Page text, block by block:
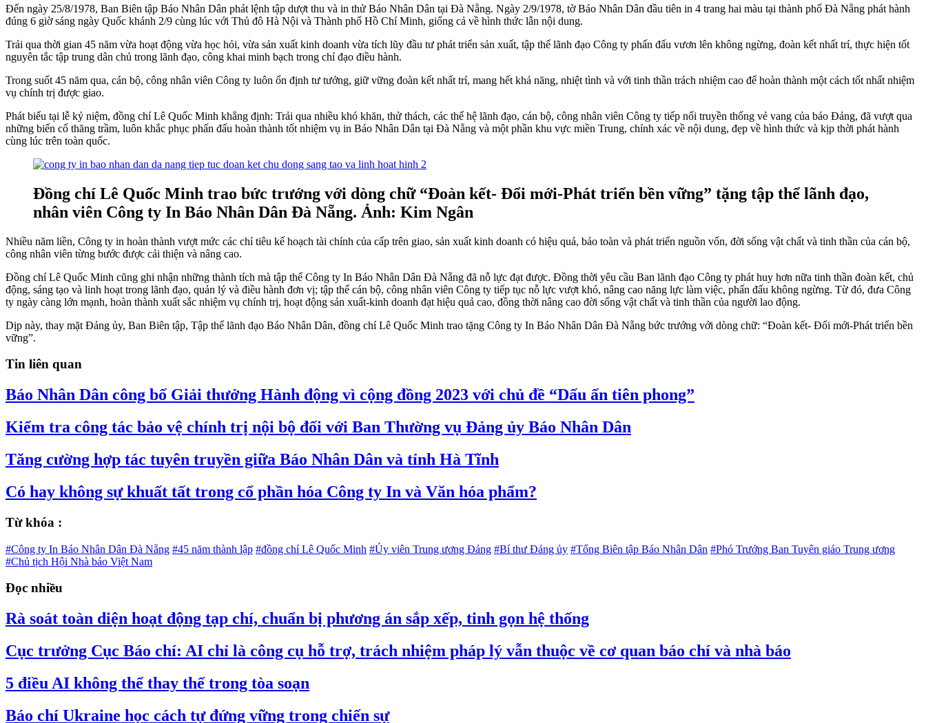
Đến ngày 25/8/1978, Ban Biên tập Báo Nhân Dân phát lệnh tập dượt thu và in thử Báo Nhân Dân tại Đà Nẵng. Ngày 2/9/1978, tờ Báo Nhân Dân đầu tiên in 4 trang hai màu tại thành phố Đà Nẵng phát hành
đúng 6 giờ sáng ngày Quốc khánh 2/9 cùng lúc với Thủ đô Hà Nội và Thành phố Hồ Chí Minh, giống cả về hình thức lẫn nội dung.
Trải qua thời gian 45 năm vừa hoạt động vừa học hỏi, vừa sản xuất kinh doanh vừa tích lũy đầu tư phát triển sản xuất, tập thể lãnh đạo Công ty phấn đấu vươn lên không ngừng, đoàn kết nhất trí, thực hiện tốt
nguyên tắc tập trung dân chủ trong lãnh đạo, công khai minh bạch trong chỉ đạo điều hành.
Trong suốt 45 năm qua, cán bộ, công nhân viên Công ty luôn ổn định tư tưởng, giữ vững đoàn kết nhất trí, mang hết khả năng, nhiệt tình và với tinh thần trách nhiệm cao để hoàn thành một cách tốt nhất nhiệm
vụ chính trị được giao.
Phát biểu tại lễ kỷ niệm, đồng chí Lê Quốc Minh khẳng định: Trải qua nhiều khó khăn, thử thách, các thế hệ lãnh đạo, cán bộ, công nhân viên Công ty tiếp nối truyền thống vẻ vang của báo Đảng, đã vượt qua
những biến cố thăng trầm, luôn khắc phục phấn đấu hoàn thành tốt nhiệm vụ in Báo Nhân Dân tại Đà Nẵng và một phần khu vực miền Trung, chính xác về nội dung, đẹp về hình thức và kịp thời phát hành
cùng lúc trên toàn quốc.
Đồng chí Lê Quốc Minh trao bức trướng với dòng chữ “Đoàn kết- Đổi mới-Phát triển bền vững” tặng tập thể lãnh đạo,
nhân viên Công ty In Báo Nhân Dân Đà Nẵng. Ảnh: Kim Ngân
Nhiều năm liền, Công ty in hoàn thành vượt mức các chỉ tiêu kế hoạch tài chính của cấp trên giao, sản xuất kinh doanh có hiệu quả, bảo toàn và phát triển nguồn vốn, đời sống vật chất và tinh thần của cán bộ,
công nhân viên từng bước được cải thiện và nâng cao.
Đồng chí Lê Quốc Minh cũng ghi nhận những thành tích mà tập thể Công ty In Báo Nhân Dân Đà Nẵng đã nỗ lực đạt được. Đồng thời yêu cầu Ban lãnh đạo Công ty phát huy hơn nữa tinh thần đoàn kết, chủ
động, sáng tạo và linh hoạt trong lãnh đạo, quản lý và điều hành đơn vị; tập thể cán bộ, công nhân viên Công ty tiếp tục nỗ lực vượt khó, nâng cao năng lực làm việc, phấn đấu không ngừng. Từ đó, đưa Công
ty ngày càng lớn mạnh, hoàn thành xuất sắc nhiệm vụ chính trị, hoạt động sản xuất-kinh doanh đạt hiệu quả cao, đồng thời nâng cao đời sống vật chất và tinh thần của người lao động.
Dịp này, thay mặt Đảng ủy, Ban Biên tập, Tập thể lãnh đạo Báo Nhân Dân, đồng chí Lê Quốc Minh trao tặng Công ty In Báo Nhân Dân Đà Nẵng bức trướng với dòng chữ: “Đoàn kết- Đổi mới-Phát triển bền
vững”.
Tin liên quan
Báo Nhân Dân công bố Giải thưởng Hành động vì cộng đồng 2023 với chủ đề “Dấu ấn tiên phong”
Kiểm tra công tác bảo vệ chính trị nội bộ đối với Ban Thường vụ Đảng ủy Báo Nhân Dân
Tăng cường hợp tác tuyên truyền giữa Báo Nhân Dân và tỉnh Hà Tĩnh
Có hay không sự khuất tất trong cổ phần hóa Công ty In và Văn hóa phẩm?
Từ khóa :
#Công ty In Báo Nhân Dân Đà Nẵng #45 năm thành lập #đồng chí Lê Quốc Minh #Ủy viên Trung ương Đảng #Bí thư Đảng ủy #Tổng Biên tập Báo Nhân Dân #Phó Trưởng Ban Tuyên giáo Trung ương
#Chủ tịch Hội Nhà báo Việt Nam
Đọc nhiều
Rà soát toàn diện hoạt động tạp chí, chuẩn bị phương án sắp xếp, tinh gọn hệ thống
Cục trưởng Cục Báo chí: AI chỉ là công cụ hỗ trợ, trách nhiệm pháp lý vẫn thuộc về cơ quan báo chí và nhà báo
5 điều AI không thể thay thế trong tòa soạn
Báo chí Ukraine học cách tự đứng vững trong chiến sự